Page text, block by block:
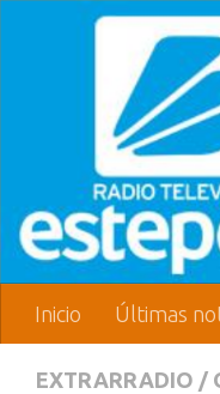
Inicio Últimas
EXTRARRADIO /